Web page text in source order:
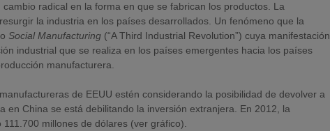
radical en la forma en que se fabrican los productos. La
la industria en los países desarrollados. Un fenómeno que la
Social Manufacturing (“A Third Industrial Revolution”) cuya manifestación
industrial que se realiza en los países emergentes hacia los países
manufacturera.
de EEUU estén considerando la posibilidad de devolver a
en China se está debilitando la inversión extranjera. En 2012, la
millones de dólares (ver gráfico).